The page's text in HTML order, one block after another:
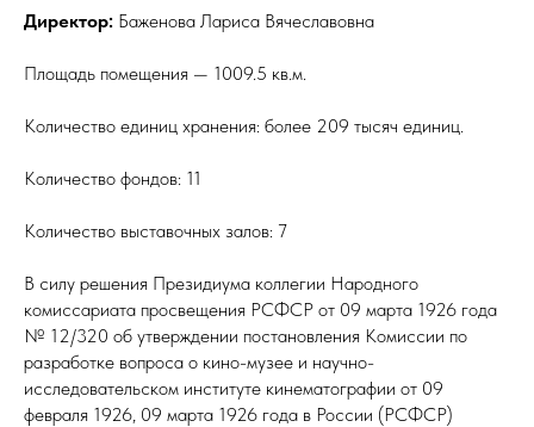
Директор: Баженова Лариса Вячеславовна
Площадь помещения — 1009.5 кв.м.
Количество единиц хранения: более 209 тысяч единиц.
Количество фондов: 11
Количество выставочных залов: 7
В силу решения Президиума коллегии Народного
комиссариата просвещения РСФСР от 09 марта 1926 года
№ 12/320 об утверждении постановления Комиссии по
разработке вопроса о кино-музее и научно-
исследовательском институте кинематографии от 09
февраля 1926, 09 марта 1926 года в России (РСФСР)